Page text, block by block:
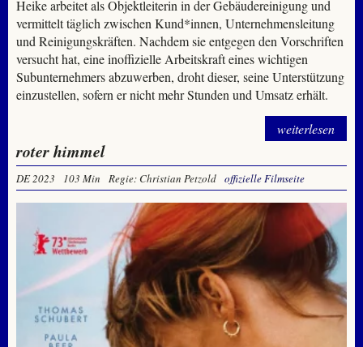
Heike arbeitet als Objektleiterin in der Gebäudereinigung und
vermittelt täglich zwischen Kund*innen, Unternehmensleitung
und Reinigungskräften. Nachdem sie entgegen den Vorschriften
versucht hat, eine inoffizielle Arbeitskraft eines wichtigen
Subunternehmers abzuwerben, droht dieser, seine Unterstützung
einzustellen, sofern er nicht mehr Stunden und Umsatz erhält.
weiterlesen
roter himmel
DE 2023 103 Min Regie: Christian Petzold offizielle Filmseite